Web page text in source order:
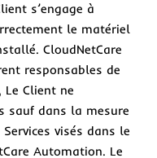
s’engage à
le matériel
CloudNetCare
responsables de
Client ne
sauf dans la mesure
visés dans le
Automation. Le